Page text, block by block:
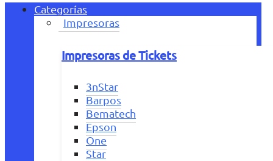
Categorías
Impresoras
Impresoras de Tickets
3nStar
Barpos
Bematech
Epson
One
Star